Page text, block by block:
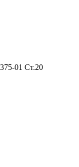
01 Ст.20